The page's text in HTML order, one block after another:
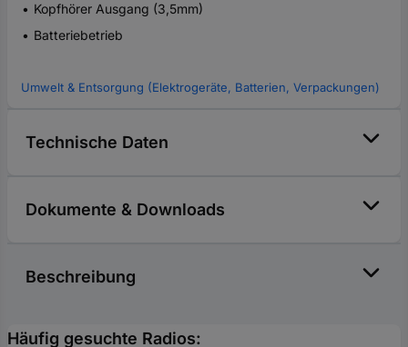
Kopfhörer Ausgang (3,5mm)
Batteriebetrieb
Umwelt & Entsorgung (Elektrogeräte, Batterien, Verpackungen)
Technische Daten
Dokumente & Downloads
Beschreibung
Häufig gesuchte Radios: